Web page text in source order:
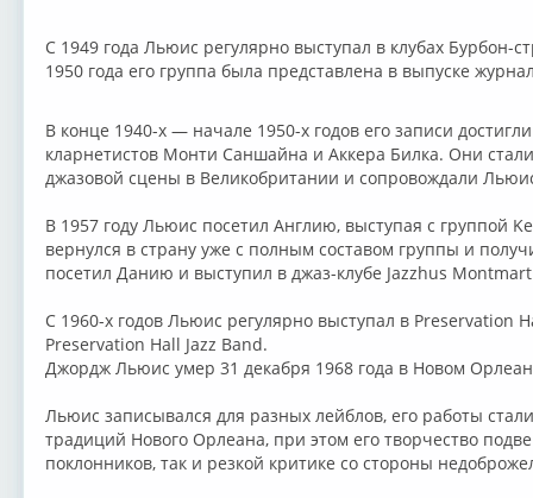
С 1949 года Льюис регулярно выступал в клубах Бурбон-
1950 года его группа была представлена в выпуске
В конце 1940-х — начале 1950-х годов его записи
кларнетистов Монти Саншайна и Аккера Билка. Они
джазовой сцены в Великобритании и сопровождали
В 1957 году Льюис посетил Англию, выступая с группой
вернулся в страну уже с полным составом группы и
посетил Данию и выступил в джаз-клубе Jazzhus
С 1960-х годов Льюис регулярно выступал в Preservation
Preservation Hall Jazz Band.
Джордж Льюис умер 31 декабря 1968 года в Новом
⁣Льюис записывался для разных лейблов, его работы
традиций Нового Орлеана, при этом его творчество
поклонников, так и резкой критике со стороны